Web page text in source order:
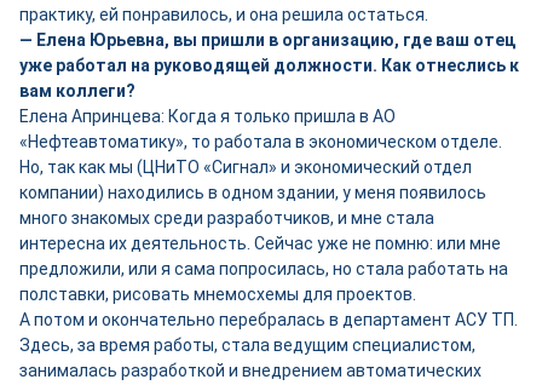
практику, ей понравилось, и она решила остаться.
— Елена Юрьевна, вы пришли в организацию, где ваш отец
уже работал на руководящей должности. Как отнеслись к
вам коллеги?
Елена Апринцева: Когда я только пришла в АО
«Нефтеавтоматику», то работала в экономическом отделе.
Но, так как мы (ЦНиТО «Сигнал» и экономический отдел
компании) находились в одном здании, у меня появилось
много знакомых среди разработчиков, и мне стала
интересна их деятельность. Сейчас уже не помню: или мне
предложили, или я сама попросилась, но стала работать на
полставки, рисовать мнемосхемы для проектов.
А потом и окончательно перебралась в департамент АСУ ТП.
Здесь, за время работы, стала ведущим специалистом,
занималась разработкой и внедрением автоматических